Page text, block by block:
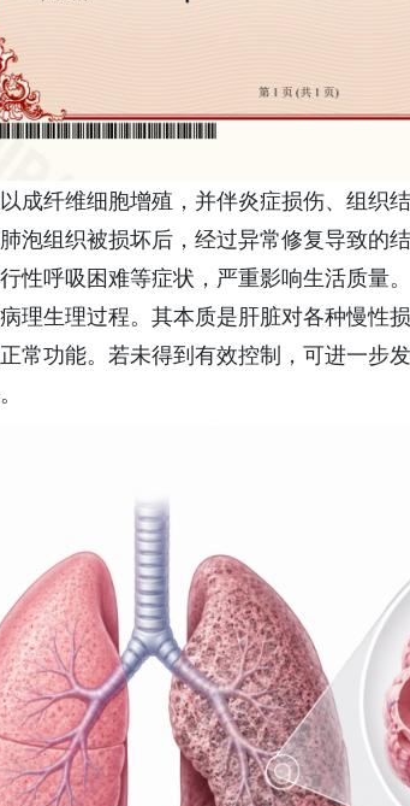
成纤维细胞增殖，并伴炎症损伤、组织
泡组织被损坏后，经过异常修复导致的
性呼吸困难等症状，严重影响生活质量
理生理过程。其本质是肝脏对各种慢性
常功能。若未得到有效控制，可进一步